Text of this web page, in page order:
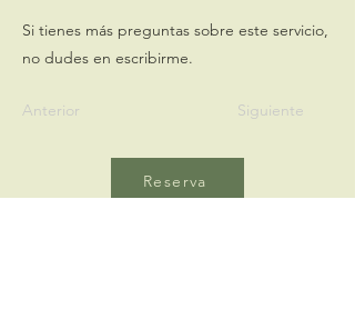
Si tienes más preguntas sobre este servicio,
no dudes en escribirme.
Anterior Siguiente
Reserva